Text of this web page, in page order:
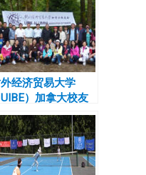
经济贸易大学
UIBE）加拿大校友
行2015夏季BBQ
会